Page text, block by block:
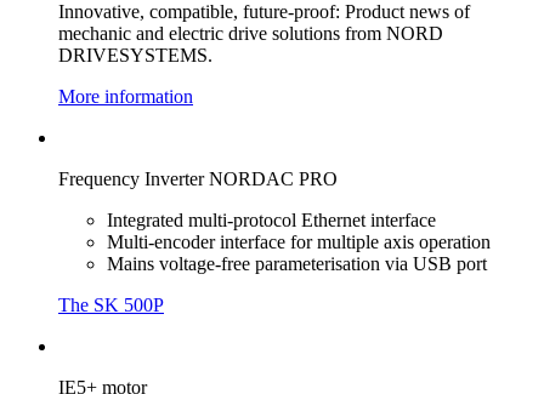
Innovative, compatible, future-proof: Product news of
mechanic and electric drive solutions from NORD
DRIVESYSTEMS.
More information
Frequency Inverter NORDAC PRO
Integrated multi-protocol Ethernet interface
Multi-encoder interface for multiple axis operation
Mains voltage-free parameterisation via USB port
The SK 500P
IE5+ motor